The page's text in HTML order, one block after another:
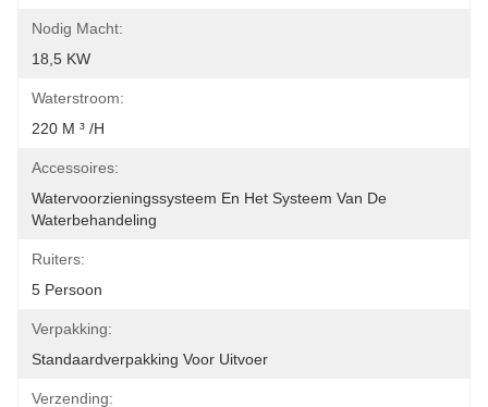
Nodig Macht:
18,5 KW
Waterstroom:
220 M ³ /h
Accessoires:
Watervoorzieningssysteem En Het Systeem Van De
Waterbehandeling
Ruiters:
5 Persoon
Verpakking:
Standaardverpakking Voor Uitvoer
Verzending: